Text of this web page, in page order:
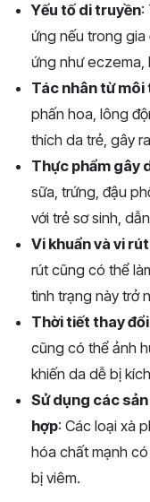
Yếu tố di truyền:
ứng nếu trong
ứng như eczema,
Tác nhân từ môi
phấn hoa, lông
thích da trẻ, gây
Thực phẩm gây
sữa, trứng, đậu
với trẻ sơ sinh,
Vi khuẩn và vi rút
rút cũng có thể
tình trạng này trở
Thời tiết thay đổi
cũng có thể ảnh
khiến da dễ bị
Sử dụng các
hợp: Các loại xà
hóa chất mạnh
bị viêm.